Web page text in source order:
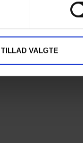
TILLAD VALGTE
Volunteer at
Privacy